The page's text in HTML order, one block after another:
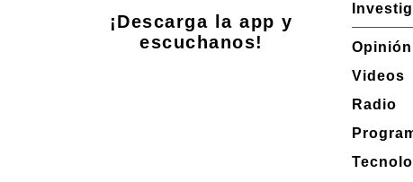
¡Descarga la app y
escuchanos!
Opinión
Videos
Radio